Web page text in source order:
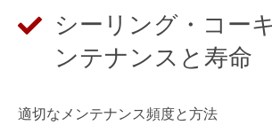
シーリング・コー
ンテナンスと寿命
適切なメンテナンス頻度と方法